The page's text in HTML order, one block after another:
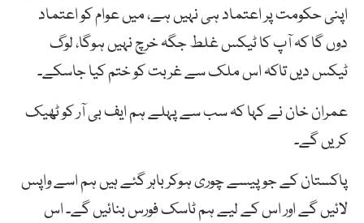
اپنی حکومت پر اعتماد ہی نہیں ہے، میں عوام کو اعتماد
دوں گا کہ آپ کا ٹیکس غلط جگہ خرچ نہیں ہوگا، لوگ
ٹیکس دیں تاکہ اس ملک سے غربت کو ختم کیا جاسکے۔
عمران خان نے کہا کہ سب سے پہلے ہم ایف بی آر کو ٹھیک
کریں گے۔
پاکستان کے جو پیسے چوری ہوکر باہر گئے ہیں ہم اسے واپس
لائیں گے اور اس کے لیے ہم ٹاسک فورس بنائیں گے۔ اس